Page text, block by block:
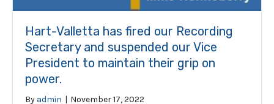
Hart-Valletta has fired our Recording
Secretary and suspended our Vice
President to maintain their grip on
power.
By admin | November 17, 2022